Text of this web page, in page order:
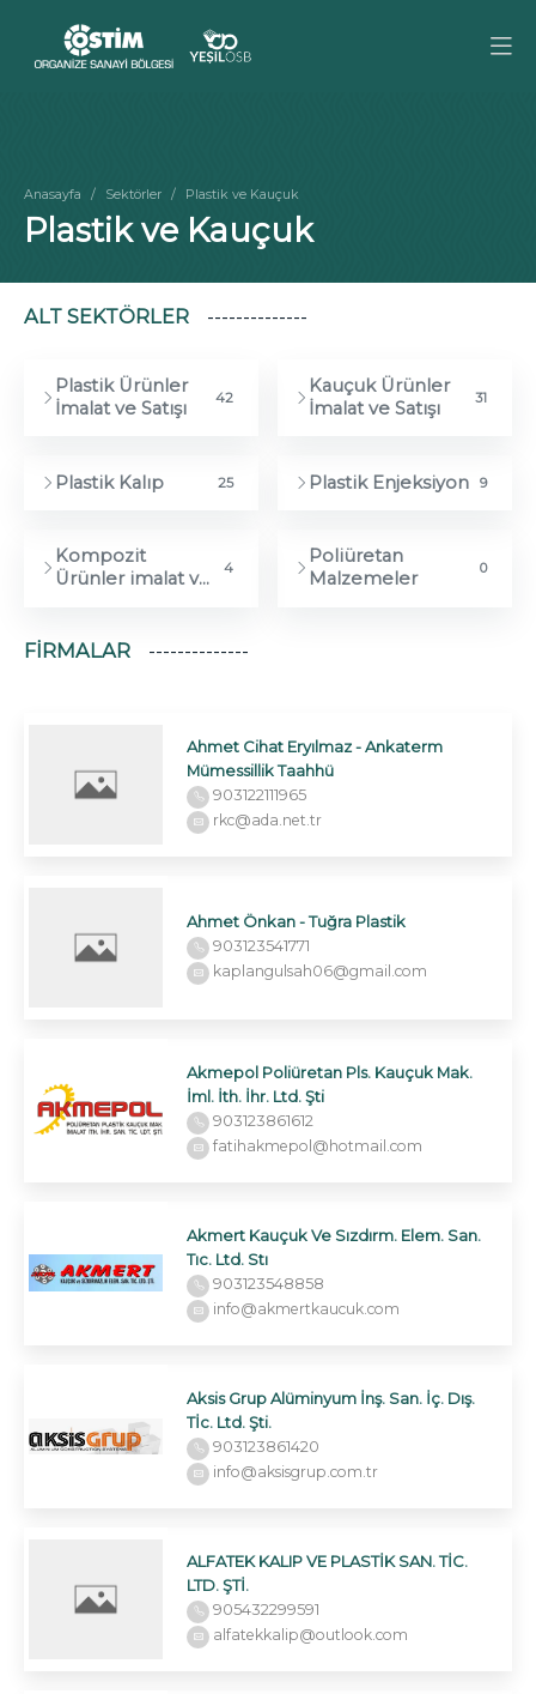
Anasayfa Sektörler Plastik ve Kauçuk
Plastik ve Kauçuk
ALT SEKTÖRLER
Plastik Ürünler
İmalat ve Satışı
42
Kauçuk Ürünler
İmalat ve Satışı
31
Plastik Kalıp 25 Plastik Enjeksiyon 9
Kompozit
Ürünler imalat ve
4
Poliüretan
Malzemeler
0
FIRMALAR
Ahmet Cihat Eryılmaz - Ankaterm
Mümessillik Taahhü
903122111965
rkc@ada.net.tr
Ahmet Önkan - Tuğra Plastik
903123541771
kaplangulsah06@gmail.com
Akmepol Poliüretan Pls. Kauçuk Mak.
İml. İth. İhr. Ltd. Şti
903123861612
fatihakmepol@hotmail.com
Akmert Kauçuk Ve Sızdırm. Elem. San.
Tıc. Ltd. Stı
903123548858
info@akmertkaucuk.com
Aksis Grup Alüminyum İnş. San. İç. Dış.
Tİc. Ltd. Şti.
903123861420
info@aksisgrup.com.tr
ALFATEK KALIP VE PLASTİK SAN. TİC.
LTD. ŞTİ.
905432299591
alfatekkalip@outlook.com